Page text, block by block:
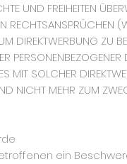
UND FREIHEITEN
DIREKTWERBUNG ZU
MIT SOLCHER
NICHT MEHR ZUM
ein